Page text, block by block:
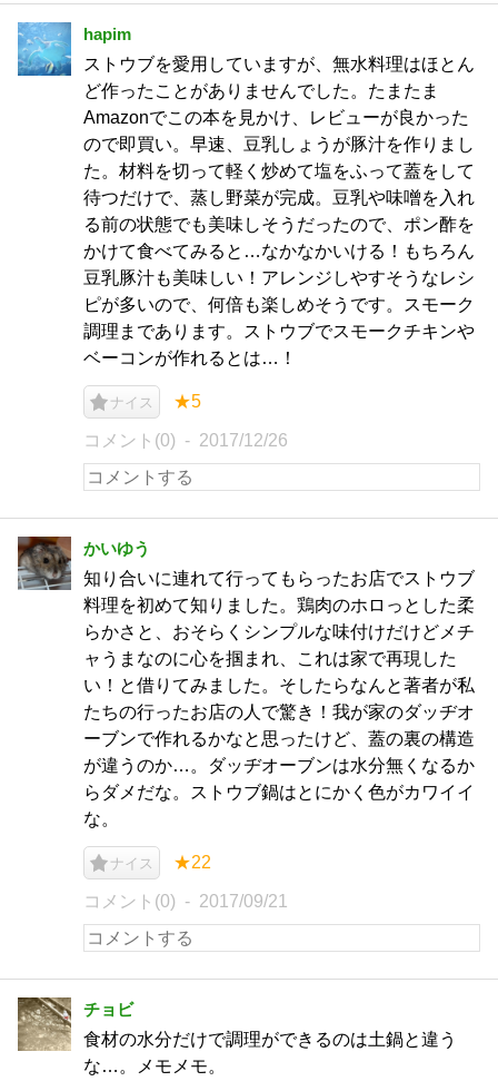
hapim
ストウブを愛用していますが、無水料理はほとん
ど作ったことがありませんでした。たまたま
Amazonでこの本を見かけ、レビューが良かった
ので即買い。早速、豆乳しょうが豚汁を作りまし
た。材料を切って軽く炒めて塩をふって蓋をして
待つだけで、蒸し野菜が完成。豆乳や味噌を入れ
る前の状態でも美味しそうだったので、ポン酢を
かけて食べてみると…なかなかいける！もちろん
豆乳豚汁も美味しい！アレンジしやすそうなレシ
ピが多いので、何倍も楽しめそうです。スモーク
調理まであります。ストウブでスモークチキンや
ベーコンが作れるとは…！
ナイス ★5
コメント(0) 2017/12/26
かいゆう
知り合いに連れて行ってもらったお店でストウブ
料理を初めて知りました。鶏肉のホロっとした柔
らかさと、おそらくシンプルな味付けだけどメチ
ャうまなのに心を掴まれ、これは家で再現した
い！と借りてみました。そしたらなんと著者が私
たちの行ったお店の人で驚き！我が家のダッヂオ
ーブンで作れるかなと思ったけど、蓋の裏の構造
が違うのか…。ダッヂオーブンは水分無くなるか
らダメだな。ストウブ鍋はとにかく色がカワイイ
な。
ナイス ★22
コメント(0) 2017/09/21
チョビ
食材の水分だけで調理ができるのは土鍋と違う
な…。メモメモ。